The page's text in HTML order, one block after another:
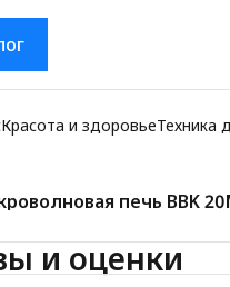
Красота и здоровьеТехника
печь BBK
и оценки